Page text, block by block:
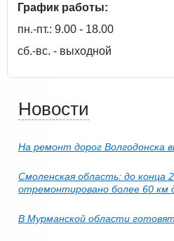
График работы:
пн.-пт.: 9.00 - 18.00
сб.-вс. - выходной
Новости
На ремонт дорог Волгодонска
Смоленская область: до конца
отремонтировано более 60 км
В Мурманской области